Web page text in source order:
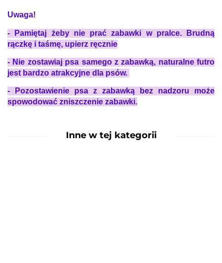
Uwaga!
- Pamiętaj żeby nie prać zabawki w pralce. Brudną
rączkę i taśmę, upierz ręcznie
- Nie zostawiaj psa samego z zabawką, naturalne futro
jest bardzo atrakcyjne dla psów.
- Pozostawienie psa z zabawką bez nadzoru może
spowodować zniszczenie zabawki.
Inne w tej kategorii